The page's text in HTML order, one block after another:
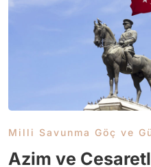
Milli Savunma Göç ve
Azim ve